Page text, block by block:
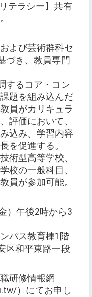
テラシー】共有
よび芸術群科セ
づき、教員専門
するコア・コン
題を組み込んだ
員がカリキュラ
評価において、
込み、学習内容
を促進する。
術型高等学校、
校の一般科目、
員が参加可能。
）午後2時から3
パス教育棟1階
区和平東路一段
研修情報網
）にてお申し